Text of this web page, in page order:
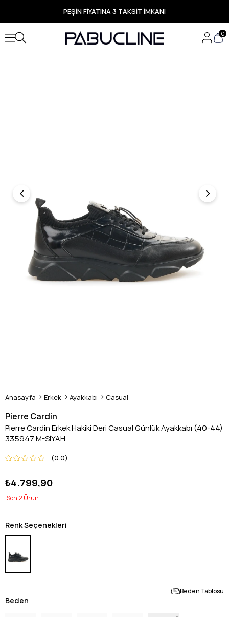
PEŞİN FİYATINA 3 TAKSİT İMKANI
TÜM ÜRÜNLERDE ÜCRETSİZ KARGO
Yeni Sezon Ürünlerde Özel Fırsatlar
Seçili Ürünlerde Hızlı Teslimat
0
Anasayfa Erkek Ayakkabı Casual
Pierre Cardin
Pierre Cardin Erkek Hakiki Deri Casual Günlük Ayakkabı (40-44)
335947 M-SİYAH
0.0
₺4.799,90
2
Renk Seçenekleri
Beden Tablosu
Beden